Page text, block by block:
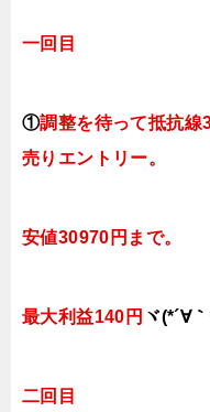
一回目
①調整を待って抵抗
売りエントリー。
安値30970円まで。
最大利益140円 ヾ(*´∀
二回目